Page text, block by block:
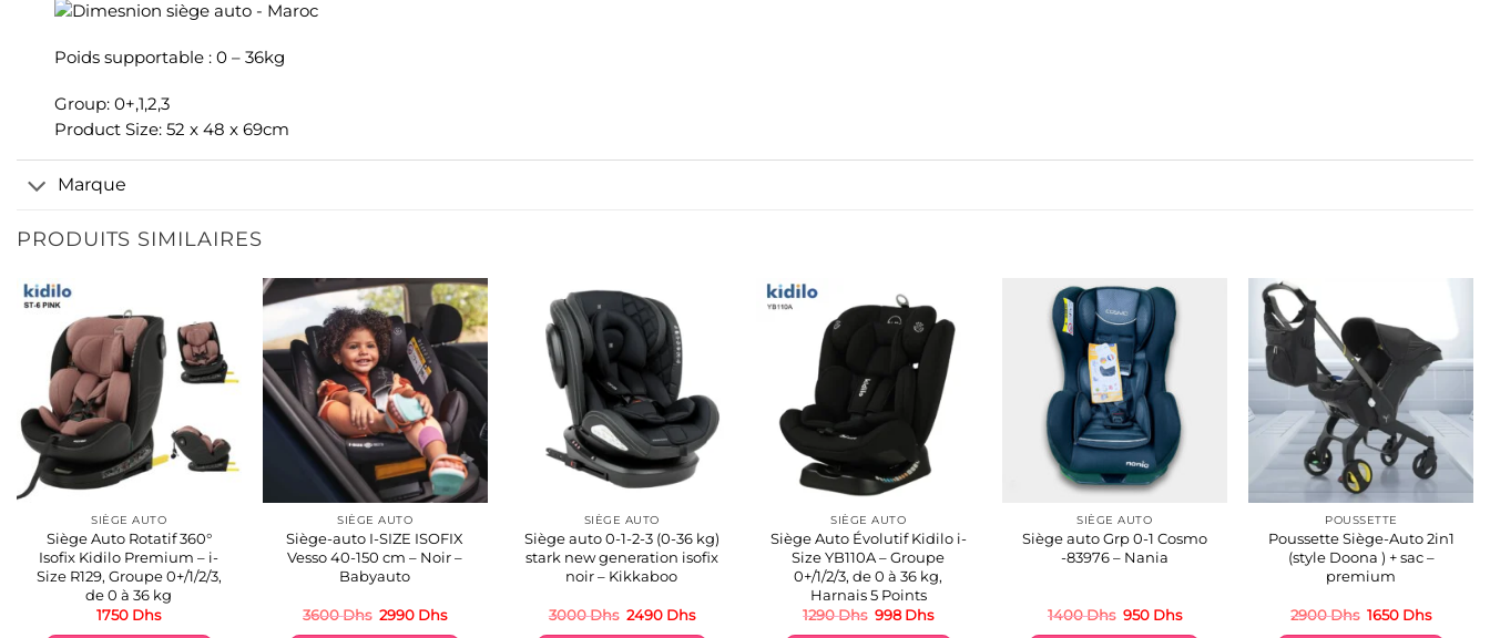
Poids supportable : 0 – 36kg
Group: 0+,1,2,3
Product Size: 52 x 48 x 69cm
Marque
PRODUITS SIMILAIRES
SIÈGE AUTO
Siège Auto Rotatif 360°
Isofix Kidilo Premium – i-
Size R129, Groupe 0+/1/2/3,
de 0 à 36 kg
1750 Dhs
SIÈGE AUTO
Siège-auto I-SIZE ISOFIX
Vesso 40-150 cm – Noir –
Babyauto
3600Dhs Le
2990 DhsLe
SIÈGE AUTO
Siège auto 0-1-2-3 (0-36 kg)
stark new generation isofix
noir – Kikkaboo
3000Dhs Le
2490 DhsLe
SIÈGE AUTO
Siège Auto Évolutif Kidilo i-
Size YB110A – Groupe
0+/1/2/3, de 0 à 36 kg,
Harnais 5 Points
1290Dhs Le
998DhsLe
SIÈGE AUTO
Siège auto Grp 0-1 Cosmo
-83976 – Nania
1400Dhs Le
950 DhsLe
POUSSETTE
Poussette Siège-Auto 2in1
(style Doona ) + sac –
premium
2900Dhs Le
1650 DhsLe